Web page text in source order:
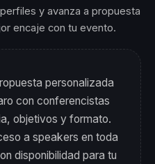
y avanza a propuesta
encaje con tu evento.
personalizada
con conferencistas
objetivos y formato.
a speakers en toda
disponibilidad para tu